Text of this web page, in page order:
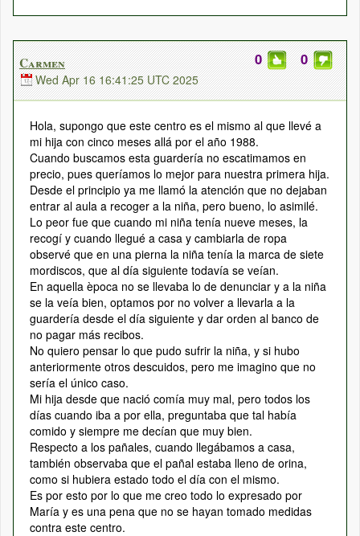
0
0
Carmen
Wed Apr 16 16:41:25 UTC 2025
Hola, supongo que este centro es el mismo al que llevé a
mi hija con cinco meses allá por el año 1988.
Cuando buscamos esta guardería no escatimamos en
precio, pues queríamos lo mejor para nuestra primera hija.
Desde el principio ya me llamó la atención que no dejaban
entrar al aula a recoger a la niña, pero bueno, lo asimilé.
Lo peor fue que cuando mi niña tenía nueve meses, la
recogí y cuando llegué a casa y cambiarla de ropa
observé que en una pierna la niña tenía la marca de siete
mordiscos, que al día siguiente todavía se veían.
En aquella època no se llevaba lo de denunciar y a la niña
se la veía bien, optamos por no volver a llevarla a la
guardería desde el día siguiente y dar orden al banco de
no pagar más recibos.
No quiero pensar lo que pudo sufrir la niña, y si hubo
anteriormente otros descuidos, pero me imagino que no
sería el único caso.
Mi hija desde que nació comía muy mal, pero todos los
días cuando iba a por ella, preguntaba que tal había
comido y siempre me decían que muy bien.
Respecto a los pañales, cuando llegábamos a casa,
también observaba que el pañal estaba lleno de orina,
como si hubiera estado todo el día con el mismo.
Es por esto por lo que me creo todo lo expresado por
María y es una pena que no se hayan tomado medidas
contra este centro.